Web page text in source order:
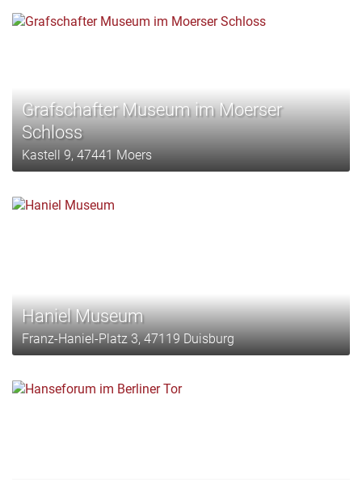
Grafschafter Museum im Moerser
Schloss
Kastell 9, 47441 Moers
Haniel Museum
Franz-Haniel-Platz 3, 47119 Duisburg